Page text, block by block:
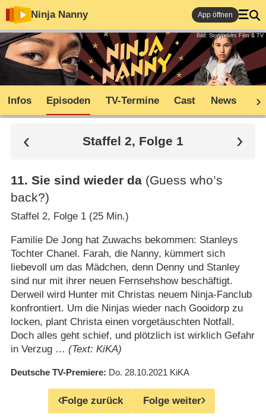
Ninja Nanny App öffnen
Bild: Storytellers Film & TV
Infos Episoden TV-Termine Cast News
Staffel 2, Folge 1
11. Sie sind wieder da (Guess who’s
back?)
Staffel 2, Folge 1 (25 Min.)
Familie De Jong hat Zuwachs bekommen: Stanleys
Tochter Chanel. Farah, die Nanny, kümmert sich
liebevoll um das Mädchen, denn Denny und Stanley
sind nur mit ihrer neuen Fernsehshow beschäftigt.
Derweil wird Hunter mit Christas neuem Ninja-Fanclub
konfrontiert. Um die Ninjas wieder nach Gooidorp zu
locken, plant Christa einen vorgetäuschten Notfall.
Doch alles geht schief, und plötzlich ist wirklich Gefahr
in Verzug … (Text: KiKA)
Deutsche TV-Premiere Do. 28.10.2021 KiKA
Folge zurück Folge weiter